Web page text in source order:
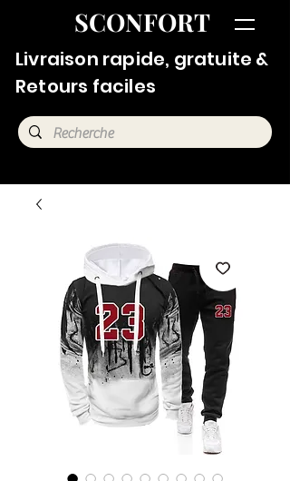
SCONFORT
Livraison rapide, gratuite &
Retours faciles